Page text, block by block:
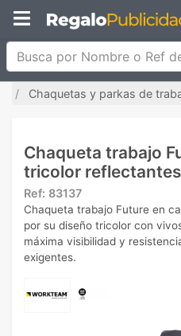
Busca por Nombre o Ref de
Chaquetas y parkas de
Chaqueta trabajo
tricolor
Ref: 83137
Chaqueta trabajo Future en
por su diseño tricolor con
máxima visibilidad y
exigentes.